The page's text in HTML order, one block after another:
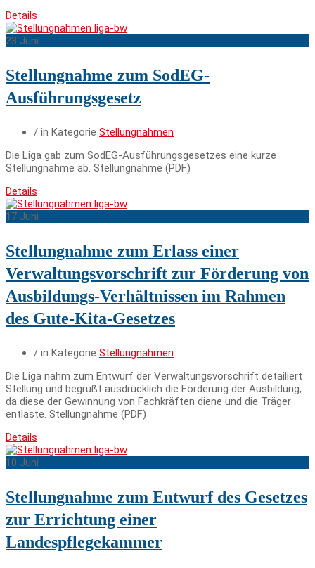
Details
23 Juni
Stellungnahme zum SodEG-
Ausführungsgesetz
/ in Kategorie Stellungnahmen
Die Liga gab zum SodEG-Ausführungsgesetzes eine kurze
Stellungnahme ab. Stellungnahme (PDF)
Details
17 Juni
Stellungnahme zum Erlass einer
Verwaltungsvorschrift zur Förderung von
Ausbildungs-Verhältnissen im Rahmen
des Gute-Kita-Gesetzes
/ in Kategorie Stellungnahmen
Die Liga nahm zum Entwurf der Verwaltungsvorschrift detailiert
Stellung und begrüßt ausdrücklich die Förderung der Ausbildung,
da diese der Gewinnung von Fachkräften diene und die Träger
entlaste. Stellungnahme (PDF)
Details
10 Juni
Stellungnahme zum Entwurf des Gesetzes
zur Errichtung einer
Landespflegekammer